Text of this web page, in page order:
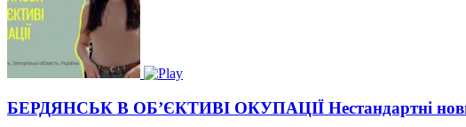
БЕРДЯНСЬК В ОБ’ЄКТИВІ ОКУПАЦІЇ Нестандартні